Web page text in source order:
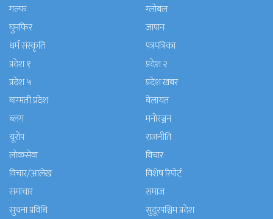
गल्फ
ग्लोबल
घुमफिर
जापान
धर्म संस्कृति
पत्रपत्रिका
प्रदेश १
प्रदेश २
प्रदेश ५
प्रदेश खबर
बाग्मती प्रदेश
बेलायत
ब्लग
मनाेरञ्जन
यूरोप
राजनीति
लोकसेवा
विचार
विचार/आलेख
विशेष रिपोर्ट
समाचार
समाज
सुचना प्रविधि
सुदूरपश्चिम प्रदेश